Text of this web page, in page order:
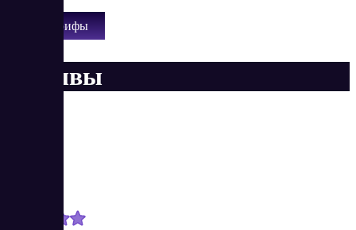
Все тарифы
Отзывы